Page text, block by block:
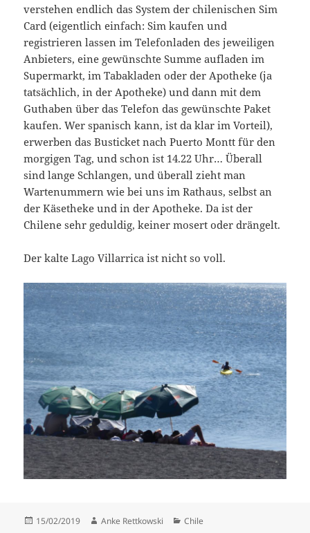
verstehen endlich das System der chilenischen Sim
Card (eigentlich einfach: Sim kaufen und
registrieren lassen im Telefonladen des jeweiligen
Anbieters, eine gewünschte Summe aufladen im
Supermarkt, im Tabakladen oder der Apotheke (ja
tatsächlich, in der Apotheke) und dann mit dem
Guthaben über das Telefon das gewünschte Paket
kaufen. Wer spanisch kann, ist da klar im Vorteil),
erwerben das Busticket nach Puerto Montt für den
morgigen Tag, und schon ist 14.22 Uhr… Überall
sind lange Schlangen, und überall zieht man
Wartenummern wie bei uns im Rathaus, selbst an
der Käsetheke und in der Apotheke. Da ist der
Chilene sehr geduldig, keiner mosert oder drängelt.
Der kalte Lago Villarrica ist nicht so voll.
Veröffentlicht
15/02/2019 Autor
Anke Rettkowski Kategorien
Chile